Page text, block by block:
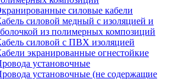
силовые кабели
силовой медный с изоляцией и
из полимерных композиций
силовой с ПВХ изоляцией
экранированные огнестойкие
установочные
установочные (не содержащие